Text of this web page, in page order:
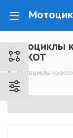
Мотоциклы
ROCKOT
Мотоциклы